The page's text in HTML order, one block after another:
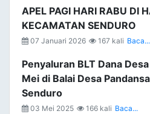
APEL PAGI HARI RABU DI
KECAMATAN SENDURO
07 Januari 2026 167 kali Baca...
Penyaluran BLT Dana
Mei di Balai Desa
Senduro
03 Mei 2025 166 kali Baca...